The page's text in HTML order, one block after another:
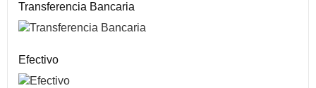
Transferencia Bancaria
Efectivo